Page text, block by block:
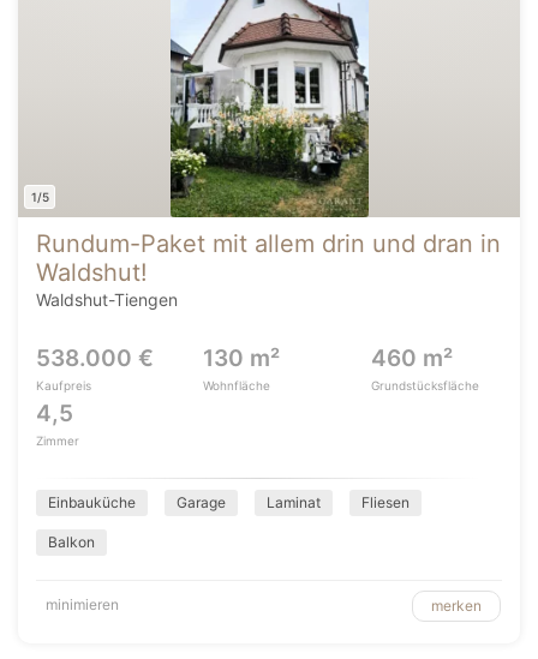
1/5
Rundum-Paket mit allem drin und dran in
Waldshut!
Waldshut-Tiengen
538.000 €
Kaufpreis
130 m²
Wohnfläche
460 m²
Grundstücksfläche
4,5
Zimmer
Einbauküche Garage Laminat Fliesen
Balkon
minimieren merken